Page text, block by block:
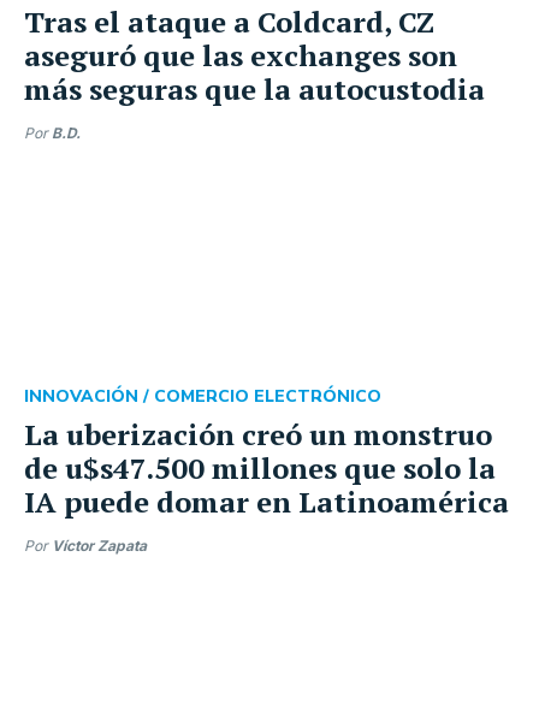
Tras el ataque a Coldcard, CZ
aseguró que las exchanges son
más seguras que la autocustodia
Por B.D.
La uberización creó un monstruo
de u$s47.500 millones que solo la
IA puede domar en Latinoamérica
INNOVACIÓN / COMERCIO ELECTRÓNICO
Por Víctor Zapata